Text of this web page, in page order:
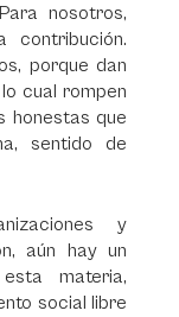
nosotros,
contribución.
porque dan
cual rompen
honestas que
sentido de
y
aún hay un
materia,
social libre